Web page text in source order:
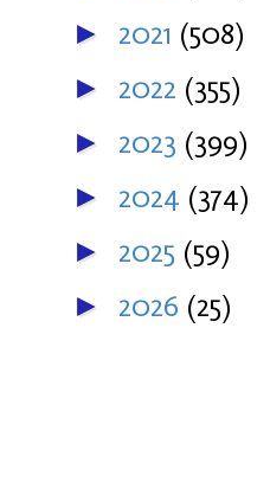
► 2021 (508)
► 2022 (355)
► 2023 (399)
► 2024 (374)
► 2025 (59)
► 2026 (25)